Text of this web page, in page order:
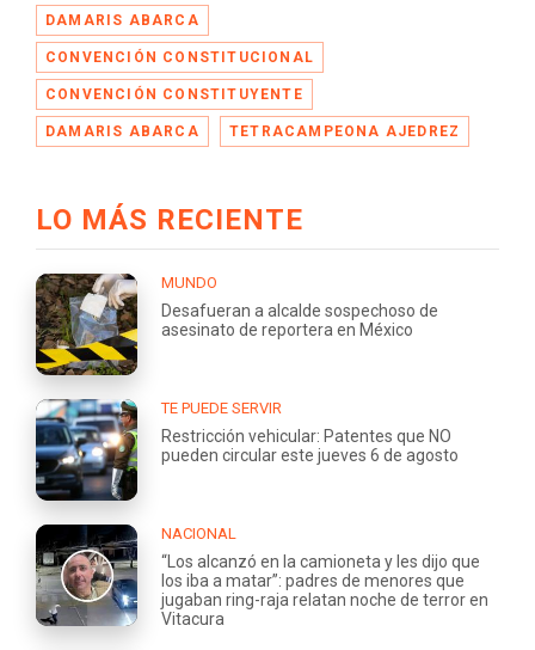
DAMARIS ABARCA
CONVENCIÓN CONSTITUCIONAL
CONVENCIÓN CONSTITUYENTE
DAMARIS ABARCA TETRACAMPEONA AJEDREZ
LO MÁS RECIENTE
MUNDO
Desafueran a alcalde sospechoso de
asesinato de reportera en México
TE PUEDE SERVIR
Restricción vehicular: Patentes que NO
pueden circular este jueves 6 de agosto
NACIONAL
“Los alcanzó en la camioneta y les dijo que
los iba a matar”: padres de menores que
jugaban ring-raja relatan noche de terror en
Vitacura